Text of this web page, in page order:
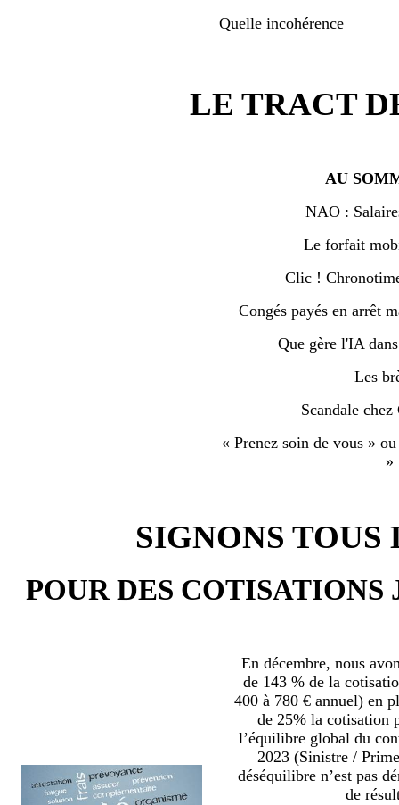
Quelle incohérence
LE TRACT
AU
NAO :
Le forfait
Clic !
Congés payés en arrêt
Que gère l'IA
Les
Scandale
« Prenez soin de vous »
»
SIGNONS
POUR DES COTISATIONS
En décembre, nous
de 143 % de la
400 à 780 € annuel) en
de 25% la cotisation
l’équilibre global du
2023 (Sinistre /
déséquilibre n’est pas
de